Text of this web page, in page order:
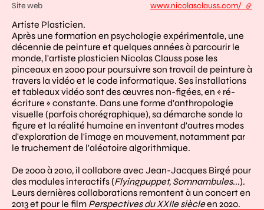
Site web www.nicolasclauss.com/ -
Artiste Plasticien.
Après une formation en psychologie expérimentale, une
décennie de peinture et quelques années à parcourir le
monde, l'artiste plasticien Nicolas Clauss pose les
pinceaux en 2000 pour poursuivre son travail de peinture à
travers la vidéo et le code informatique. Ses installations
et tableaux vidéo sont des œuvres non-figées, en « ré-
écriture » constante. Dans une forme d'anthropologie
visuelle (parfois chorégraphique), sa démarche sonde la
figure et la réalité humaine en inventant d'autres modes
d'exploration de l'image en mouvement, notamment par
le truchement de l'aléatoire algorithmique.
De 2000 à 2010, il collabore avec Jean-Jacques Birgé pour
des modules interactifs (Flyingpuppet, Somnambules...).
Leurs dernières collaborations remontent à un concert en
2013 et pour le film Perspectives du XXIIe siècleen 2020.